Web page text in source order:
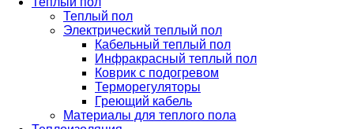
Теплый пол
Электрический теплый пол
Кабельный теплый пол
Инфракрасный теплый пол
Коврик с подогревом
Терморегуляторы
Греющий кабель
Материалы для теплого пола